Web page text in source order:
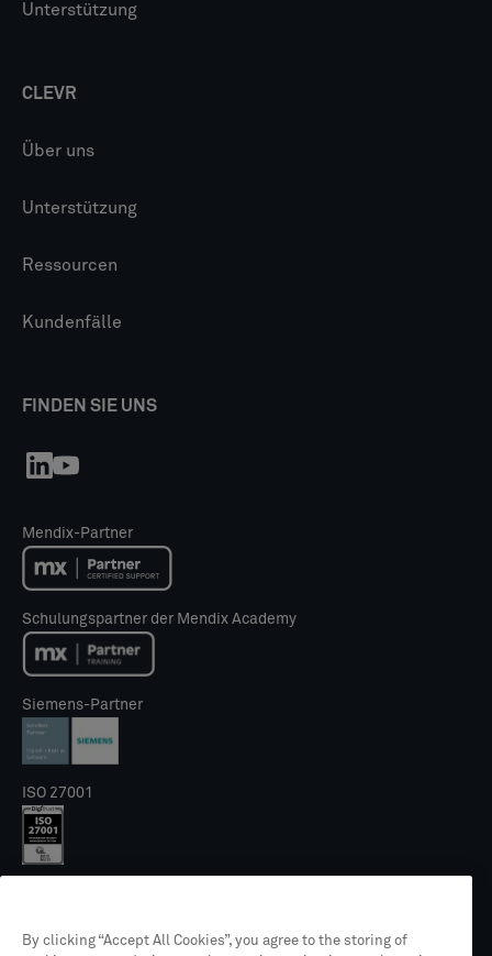
Unterstützung
CLEVR
Über uns
Unterstützung
Ressourcen
Kundenfälle
FINDEN SIE UNS
Mendix-Partner
Schulungspartner der Mendix Academy
Siemens-Partner
ISO 27001
By clicking “Accept All Cookies”, you agree to the storing of